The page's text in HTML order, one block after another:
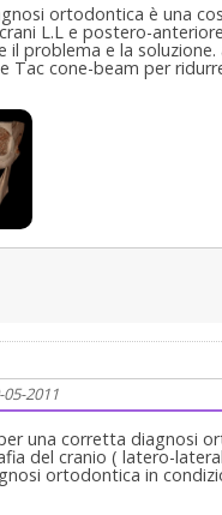
ortodontica è una
L.L e postero-
il problema e la
Tac cone-beam per
2011
una corretta diagnosi
del cranio ( latero-
ortodontica in